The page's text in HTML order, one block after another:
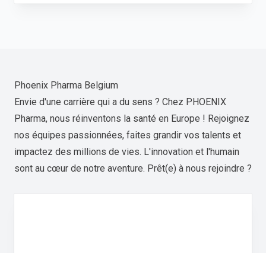
Phoenix Pharma Belgium
Envie d'une carrière qui a du sens ? Chez PHOENIX
Pharma, nous réinventons la santé en Europe ! Rejoignez
nos équipes passionnées, faites grandir vos talents et
impactez des millions de vies. L'innovation et l'humain
sont au cœur de notre aventure. Prêt(e) à nous rejoindre ?